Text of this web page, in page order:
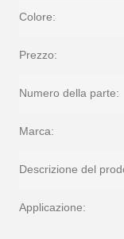
Colore:
Prezzo:
Numero della parte:
Marca:
Descrizione del
Applicazione: